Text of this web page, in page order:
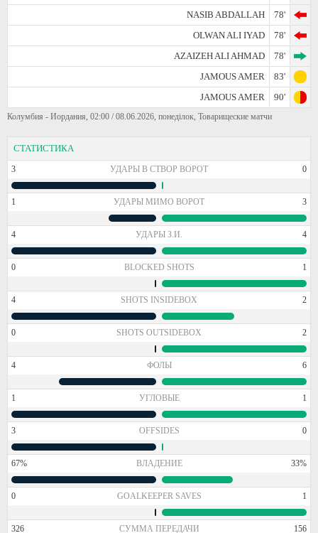
NASIB ABDALLAH
78'
OLWAN ALI IYAD
78'
AZAIZEH ALI AHMAD
78'
JAMOUS AMER
83'
JAMOUS AMER
90'
Колумбия - Иордания, 02:00 / 08.06.2026, понеділок, Товарищеские матчи
СТАТИСТИКА
3 УДАРЫ В СТВОР ВОРОТ 0
1 УДАРЫ МИМО ВОРОТ 3
4 УДАРЫ З.И. 4
0 BLOCKED SHOTS 1
4 SHOTS INSIDEBOX 2
0 SHOTS OUTSIDEBOX 2
4 ФОЛЫ 6
1 УГЛОВЫЕ 1
3 OFFSIDES 0
67% ВЛАДЕНИЕ 33%
0 GOALKEEPER SAVES 1
326 СУММА ПЕРЕДАЧИ 156